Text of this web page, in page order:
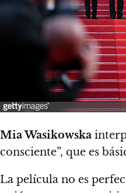
Mia Wasikowska
consciente”, que es
La película no es